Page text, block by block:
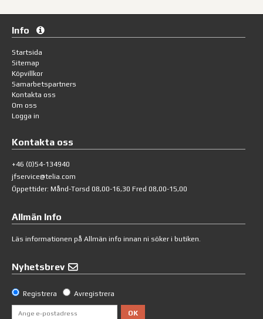
Info
Startsida
Sitemap
Köpvillkor
Samarbetspartners
Kontakta oss
Om oss
Logga in
Kontakta oss
+46 (0)54-134940
jfservice@telia.com
Öppettider: Månd-Torsd 08,00-16,30 Fred 08,00-15,00
Allmän Info
Läs informationen på Allmän info innan ni söker i butiken.
Nyhetsbrev
Registrera Avregistrera
OK